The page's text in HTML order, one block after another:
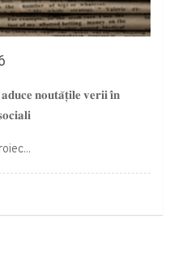
𝐧𝐨𝐮𝐭𝐚̆𝐭̦𝐢𝐥𝐞 𝐯𝐞𝐫𝐢𝐢 𝐢̂𝐧